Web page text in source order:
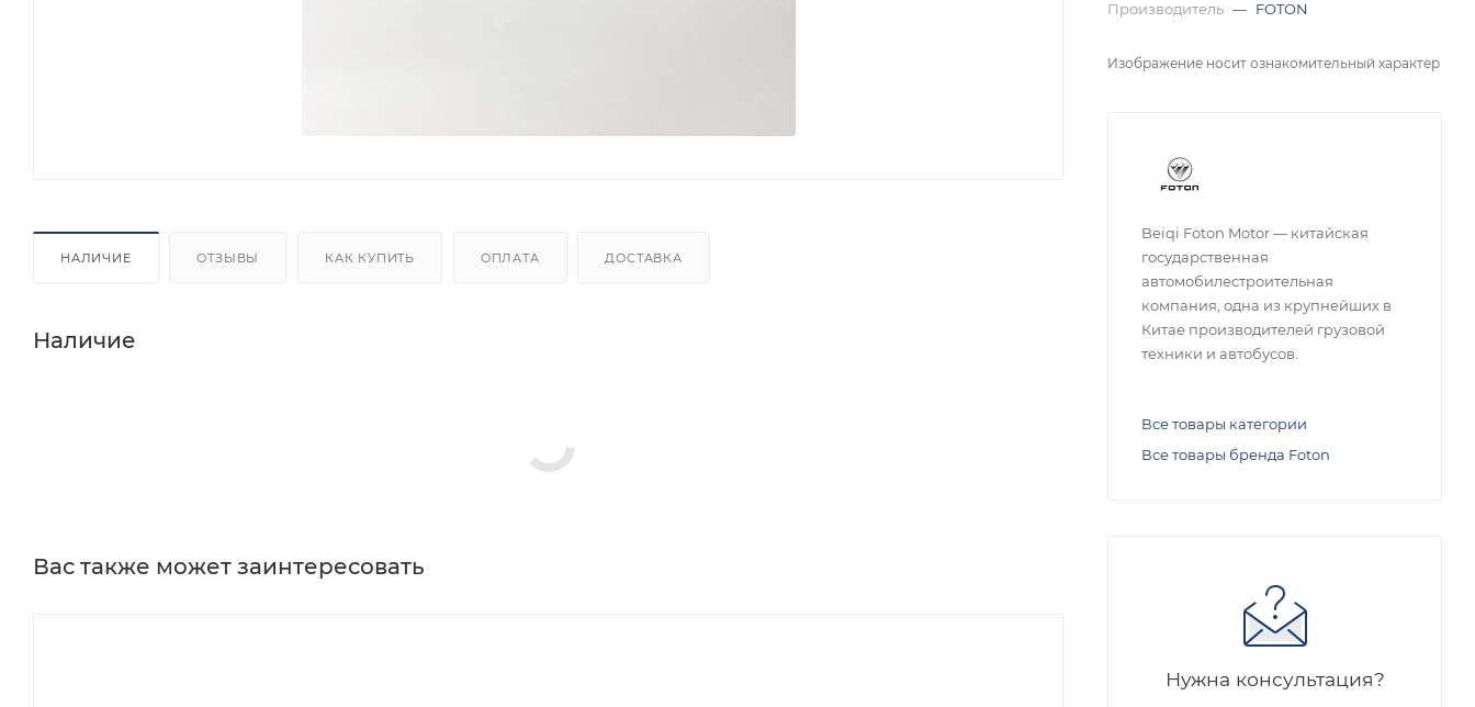
НАЛИЧИЕ ОТЗЫВЫ КАК КУПИТЬ ОПЛАТА ДОСТАВКА
Наличие
Вас также может заинтересовать
Производитель — FOTON
Изображение носит ознакомительный характер
Beiqi Foton Motor — китайская
государственная
автомобилестроительная
компания, одна из крупнейших в
Китае производителей грузовой
техники и автобусов.
Все товары категории
Все товары бренда Foton
Нужна консультация?